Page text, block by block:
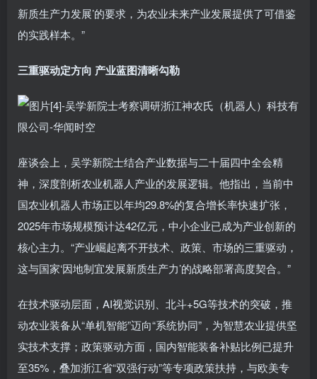
新质生产力发展’的要求，为农业未来产业发展提供了可借鉴
的实践样本。”
三重驱动定方向 产业蓝图清晰勾勒
座谈会上，吴学新院士结合产业数据与二十届四中全会精
神，深度剖析农业机器人产业的发展逻辑。他指出，当前中
国农业机器人市场正以年均29.8%的复合增长率快速扩张，
2025年市场规模预计达42亿元，中小企业已成为产业创新的
核心主力。“产业崛起离不开技术、政策、市场的三重驱动，
这与国家‘因地制宜发展新质生产力’的战略部署高度契合。”
在技术驱动层面，AI视觉识别、北斗+5G等技术的突破，推
动农业装备从“单机智能”迈向“系统协同”，为智慧农业提供坚
实技术支撑；政策驱动方面，国内智能装备补贴比例已提升
至35%，叠加浙江省“双强行动”等专项政策扶持，与欧美专